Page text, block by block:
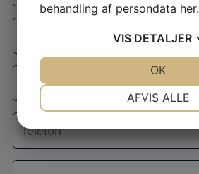
Navn
E-
Telefon
Adresse
behandling af persondata her.
VIS DETALJER
AFVIS ALLE
OK